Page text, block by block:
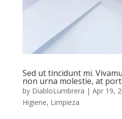
Sed ut tincidunt mi.
non urna molestie, at
by DiabloLumbrera | Apr 19,
Higiene, Limpieza